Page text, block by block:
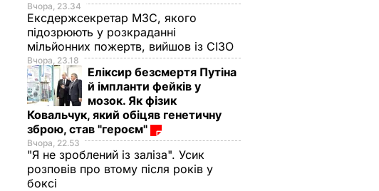
Вчора, 23.34
Ексдержсекретар МЗС, якого
підозрюють у розкраданні
мільйонних пожертв, вийшов із СІЗО
Вчора, 23.18
Еліксир безсмертя Путіна
й імпланти фейків у
мозок. Як фізик
Ковальчук, який обіцяв генетичну
зброю, став "героєм"
Вчора, 22.53
"Я не зроблений із заліза". Усик
розповів про втому після років у
боксі